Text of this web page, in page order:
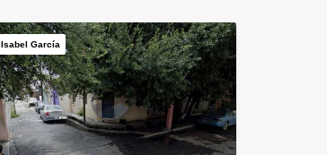
Isabel García